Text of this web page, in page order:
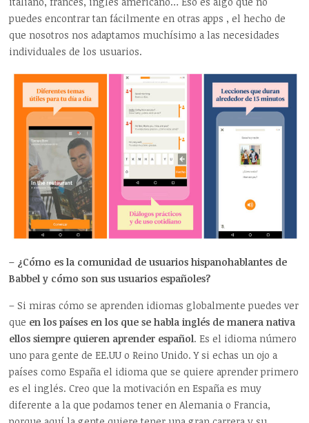
puedes encontrar tan fácilmente en otras apps , el hecho de
que nosotros nos adaptamos muchísimo a las necesidades
individuales de los usuarios.
– ¿Cómo es la comunidad de usuarios hispanohablantes de
Babbel y cómo son sus usuarios españoles?
– Si miras cómo se aprenden idiomas globalmente puedes ver
que en los países en los que se habla inglés de manera nativa
ellos siempre quieren aprender español. Es el idioma número
uno para gente de EE.UU o Reino Unido. Y si echas un ojo a
países como España el idioma que se quiere aprender primero
es el inglés. Creo que la motivación en España es muy
diferente a la que podamos tener en Alemania o Francia,